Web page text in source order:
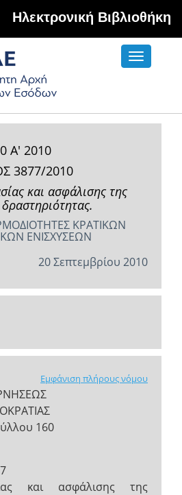
Hλεκτρονική Βιβλιοθήκη
Toggle
Α' 2010
3877/2010
και ασφάλισης της
ΚΡΑΤΙΚΩΝ
ΕΝΙΣΧΥΣΕΩΝ
20 Σεπτεμβρίου 2010
Εμφάνιση πλήρους νόμου
160
και ασφάλισης της